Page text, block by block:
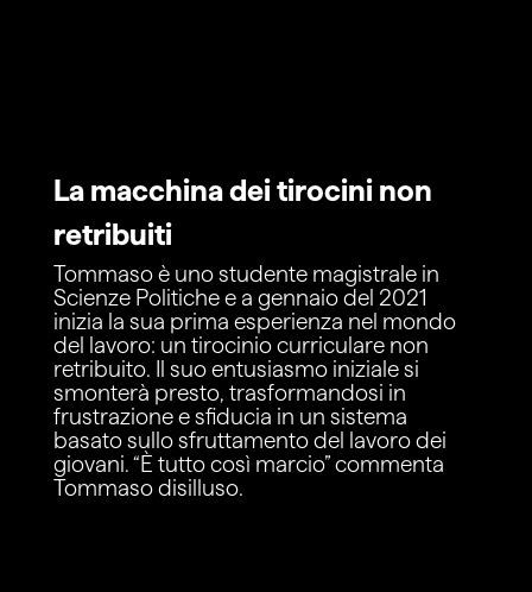
La macchina dei tirocini non
retribuiti
Tommaso è uno studente magistrale in
Scienze Politiche e a gennaio del 2021
inizia la sua prima esperienza nel mondo
del lavoro: un tirocinio curriculare non
retribuito. Il suo entusiasmo iniziale si
smonterà presto, trasformandosi in
frustrazione e sfiducia in un sistema
basato sullo sfruttamento del lavoro dei
giovani. “È tutto così marcio” commenta
Tommaso disilluso.